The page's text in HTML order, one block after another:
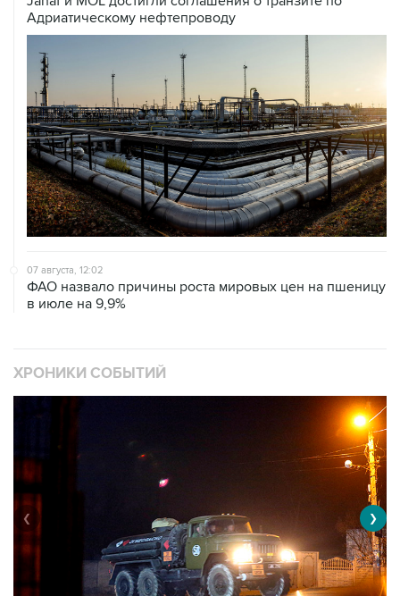
Адриатическому нефтепроводу
07 августа, 12:02
ФАО назвало причины роста мировых цен на пшеницу
в июле на 9,9%
ХРОНИКИ СОБЫТИЙ
❮ ❯